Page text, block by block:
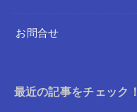
お問合せ
最近の記事をチェック！